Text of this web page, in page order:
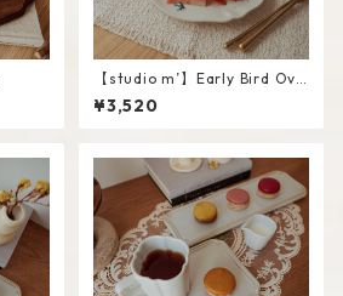
【studio m’】Early Bird Ova
l plate / L
¥3,520